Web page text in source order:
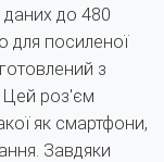
даних до 480
для посиленої
з
Цей роз'єм
як смартфони,
Завдяки